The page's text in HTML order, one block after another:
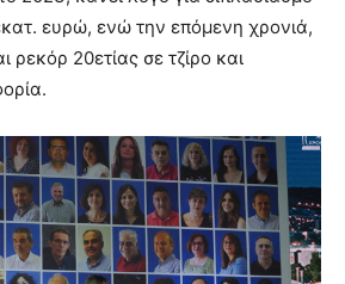
ευρώ, ενώ την επόμενη χρονιά,
ρεκόρ 20ετίας σε τζίρο και